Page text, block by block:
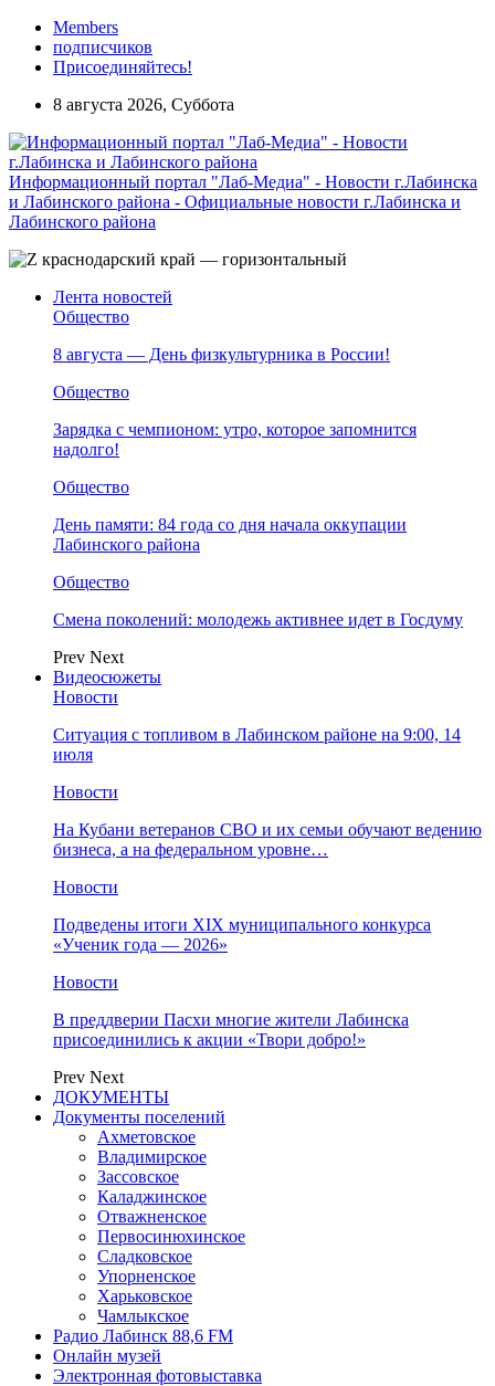
Members
подписчиков
Присоединяйтесь!
8 августа 2026, Суббота
Информационный портал "Лаб-Медиа" - Новости г.Лабинска
и Лабинского района - Официальные новости г.Лабинска и
Лабинского района
Лента новостей
Общество
8 августа — День физкультурника в России!
Общество
Зарядка с чемпионом: утро, которое запомнится
надолго!
Общество
День памяти: 84 года со дня начала оккупации
Лабинского района
Общество
Смена поколений: молодежь активнее идет в Госдуму
Prev Next
Видеосюжеты
Новости
Ситуация с топливом в Лабинском районе на 9:00, 14
июля
Новости
На Кубани ветеранов СВО и их семьи обучают ведению
бизнеса, а на федеральном уровне…
Новости
Подведены итоги XIX муниципального конкурса
«Ученик года — 2026»
Новости
В преддверии Пасхи многие жители Лабинска
присоединились к акции «Твори добро!»
Prev Next
ДОКУМЕНТЫ
Документы поселений
Ахметовское
Владимирское
Зассовское
Каладжинское
Отважненское
Первосинюхинское
Сладковское
Упорненское
Харьковское
Чамлыкское
Радио Лабинск 88,6 FM
Онлайн музей
Электронная фотовыставка